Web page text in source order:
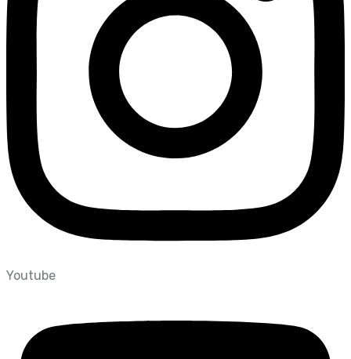
Youtube